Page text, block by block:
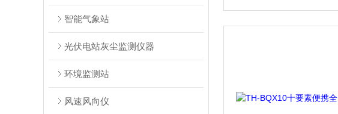
智能气象站
光伏电站灰尘监测仪器
环境监测站
风速风向仪